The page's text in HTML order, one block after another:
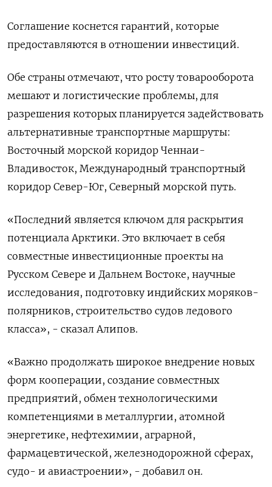
Соглашение коснется гарантий, которые
предоставляются в отношении инвестиций.
Обе страны отмечают, что росту товарооборота
мешают ‌и логистические проблемы, для
разрешения которых планируется задействовать
альтернативные транспортные маршруты:
Восточный морской коридор Ченнаи-
Владивосток, Международный транспортный
коридор Север-Юг, Северный морской путь.
«Последний является ключом для раскрытия
потенциала ‌Арктики. Это включает в себя
совместные инвестиционные проекты на
Русском Севере и Дальнем Востоке, научные
исследования, подготовку индийских моряков-
полярников, строительство судов ледового
класса», - сказал Алипов.
«Важно продолжать широкое внедрение новых ​
форм кооперации, создание совместных
предприятий, обмен технологическими
компетенциями в металлургии, атомной
энергетике, нефтехимии, аграрной,
фармацевтической, железнодорожной сферах,
судо- и авиастроении», - добавил он.